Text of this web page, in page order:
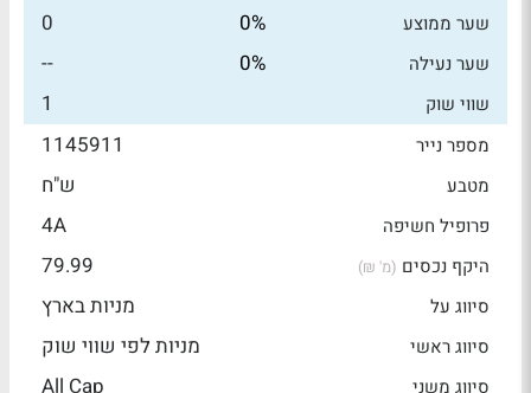
שער ממוצע 0%
0
שער נעילה 0%
--
שווי שוק 1
מספר נייר 1145911
מטבע ש"ח
פרופיל חשיפה 4A
היקף נכסים (מ' ₪) 79.99
סיווג על מניות בארץ
סיווג ראשי מניות לפי שווי שוק
סיווג משני All Cap